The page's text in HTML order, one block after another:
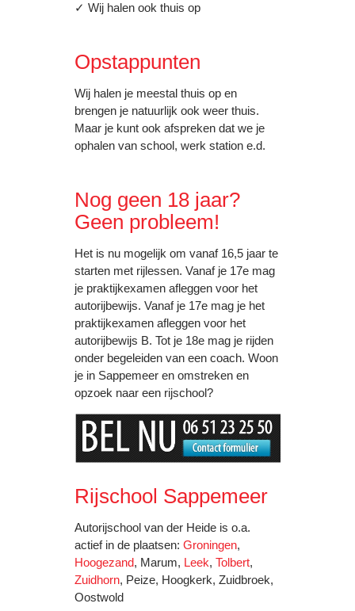
✓ Wij halen ook thuis op
Opstappunten
Wij halen je meestal thuis op en
brengen je natuurlijk ook weer thuis.
Maar je kunt ook afspreken dat we je
ophalen van school, werk station e.d.
Nog geen 18 jaar?
Geen probleem!
Het is nu mogelijk om vanaf 16,5 jaar te
starten met rijlessen. Vanaf je 17e mag
je praktijkexamen afleggen voor het
autorijbewijs. Vanaf je 17e mag je het
praktijkexamen afleggen voor het
autorijbewijs B. Tot je 18e mag je rijden
onder begeleiden van een coach. Woon
je in Sappemeer en omstreken en
opzoek naar een rijschool?
Rijschool Sappemeer
Autorijschool van der Heide is o.a.
actief in de plaatsen: Groningen,
Hoogezand, Marum, Leek, Tolbert,
Zuidhorn, Peize, Hoogkerk, Zuidbroek,
Oostwold